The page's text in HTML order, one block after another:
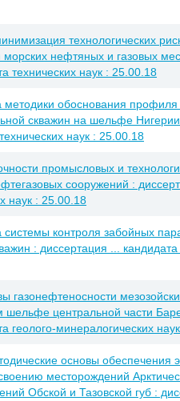
технологических
морских нефтяных и газовых
технических наук : 25.00.18
методики обоснования
скважин на шельфе Нигерии
наук : 25.00.18
промысловых и
сооружений :
наук : 25.00.18
системы контроля забойных
: диссертация ... кандидата
газонефтеносности
шельфе центральной части
геолого-минералогических
основы обеспечения
месторождений
Обской и Тазовской губ :